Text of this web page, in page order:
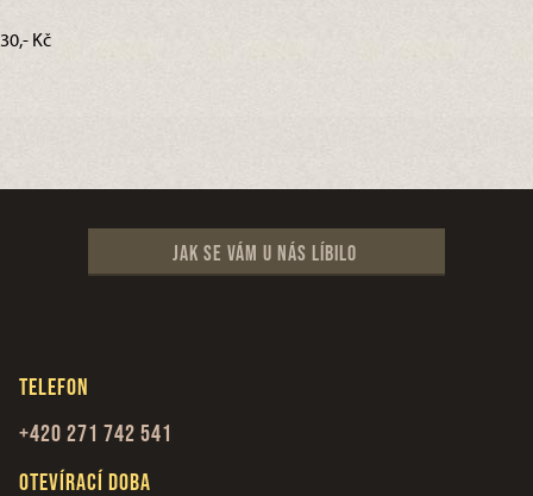
30,- Kč
Jak se vám u nás líbilo
Telefon
+420 271 742 541
Otevírací doba